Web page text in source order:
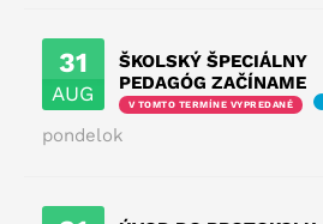
viacjazyčných
odlišným
31
AUG
ŠKOLSKÝ ŠPECIÁLNY
PEDAGÓG ZAČÍNAME
V TOMTO TERMÍNE VYPREDANÉ
pondelok